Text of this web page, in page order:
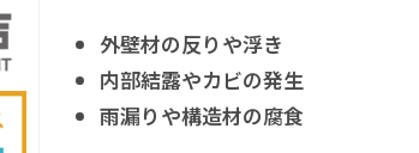
外壁材の反りや浮き
内部結露やカビの発生
雨漏りや構造材の腐食